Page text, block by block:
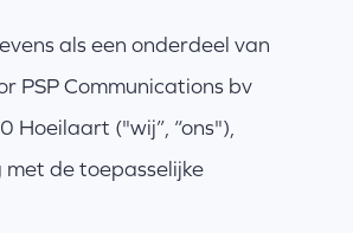
als een onderdeel van
PSP Communications bv
("wij”, “ons"),
de toepasselijke